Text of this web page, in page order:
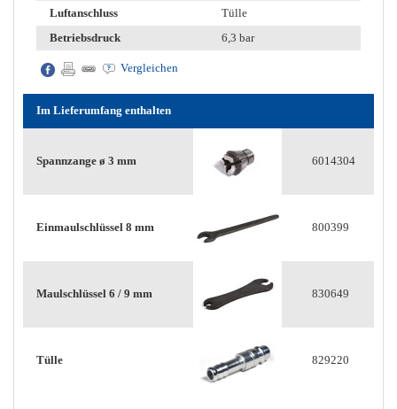
Luftanschluss
Tülle
Betriebsdruck
6,3 bar
Vergleichen
Im Lieferumfang enthalten
Spannzange ø 3 mm 6014304
Einmaulschlüssel 8 mm 800399
Maulschlüssel 6 / 9 mm 830649
Tülle 829220